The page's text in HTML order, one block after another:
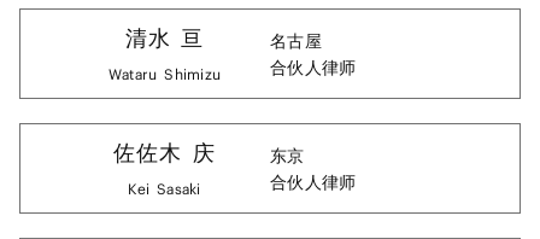
清水 亘
Wataru Shimizu
名古屋
合伙人律师
佐佐木 庆
Kei Sasaki
东京
合伙人律师